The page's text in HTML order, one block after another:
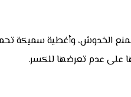
الخدوش، وأغطية سميكة تحمي
على عدم تعرضها للكسر.